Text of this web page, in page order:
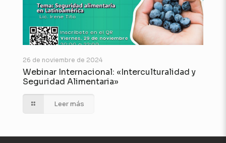
26 de noviembre de 2024
Webinar Internacional: «Interculturalidad y
Seguridad Alimentaria»
Leer más